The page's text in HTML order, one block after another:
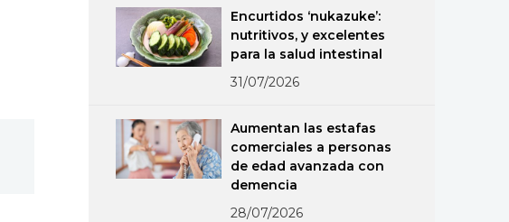
Русский
Tokio
Avisos
Encurtidos ‘nukazuke’:
nutritivos, y excelentes
para la salud intestinal
31/07/2026
Aumentan las estafas
comerciales a personas
de edad avanzada con
demencia
28/07/2026